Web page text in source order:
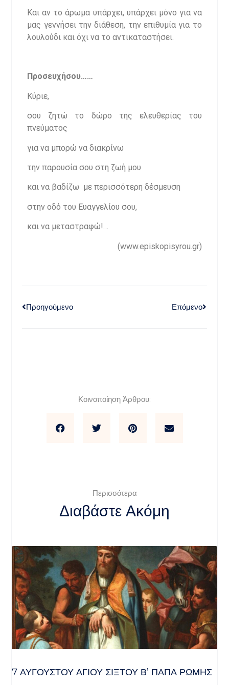
Και αν το άρωμα υπάρχει, υπάρχει μόνο για να
μας γεννήσει την διάθεση, την επιθυμία για το
λουλούδι και όχι να το αντικαταστήσει.
Προσευχήσου……
Κύριε,
σου ζητώ το δώρο της ελευθερίας του
πνεύματος
για να μπορώ να διακρίνω
την παρουσία σου στη ζωή μου
και να βαδίζω με περισσότερη δέσμευση
στην οδό του Ευαγγελίου σου,
και να μεταστραφώ!…
(www.episkopisyrou.gr)
Προηγούμενο Επόμενο
Κοινοποίηση Άρθρου:
Περισσότερα
Διαβάστε Ακόμη
7 ΑΥΓΟΥΣΤΟΥ ΑΓΙΟΥ ΣΙΞΤΟΥ Β’ ΠΑΠΑ ΡΩΜΗΣ